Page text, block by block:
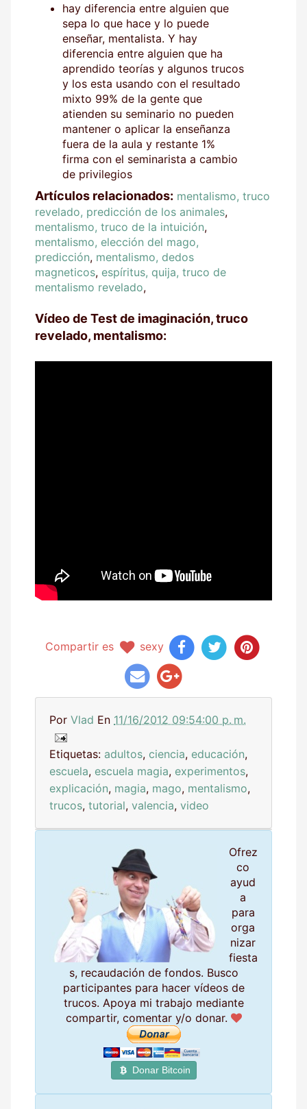
hay diferencia entre alguien que
sepa lo que hace y lo puede
enseñar, mentalista. Y hay
diferencia entre alguien que ha
aprendido teorías y algunos trucos
y los esta usando con el resultado
mixto 99% de la gente que
atienden su seminario no pueden
mantener o aplicar la enseñanza
fuera de la aula y restante 1%
firma con el seminarista a cambio
de privilegios
Artículos relacionados: mentalismo, truco
revelado, predicción de los animales,
mentalismo, truco de la intuición,
mentalismo, elección del mago,
predicción, mentalismo, dedos
magneticos, espíritus, quija, truco de
mentalismo revelado,
Vídeo de Test de imaginación, truco
revelado, mentalismo:
Compartir es sexy
Por Vlad En 11/16/2012 09:54:00 p. m.
Etiquetas: adultos, ciencia, educación,
escuela, escuela magia, experimentos,
explicación, magia, mago, mentalismo,
trucos, tutorial, valencia, video
Ofrez
co
ayud
a
para
orga
nizar
fiesta
s, recaudación de fondos. Busco
participantes para hacer vídeos de
trucos. Apoya mi trabajo mediante
compartir, comentar y/o donar.
Donar Bitcoin